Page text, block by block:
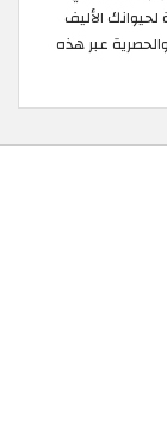
لحيوانك الأليف
عبر هذه